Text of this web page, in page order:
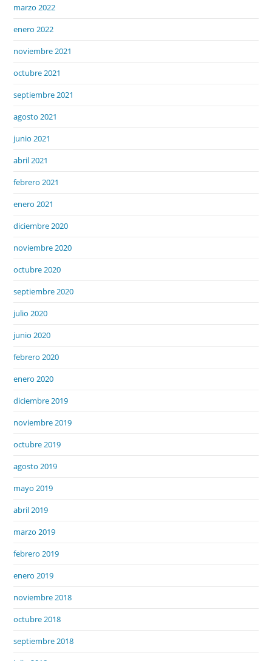
marzo 2022
enero 2022
noviembre 2021
octubre 2021
septiembre 2021
agosto 2021
junio 2021
abril 2021
febrero 2021
enero 2021
diciembre 2020
noviembre 2020
octubre 2020
septiembre 2020
julio 2020
junio 2020
febrero 2020
enero 2020
diciembre 2019
noviembre 2019
octubre 2019
agosto 2019
mayo 2019
abril 2019
marzo 2019
febrero 2019
enero 2019
noviembre 2018
octubre 2018
septiembre 2018